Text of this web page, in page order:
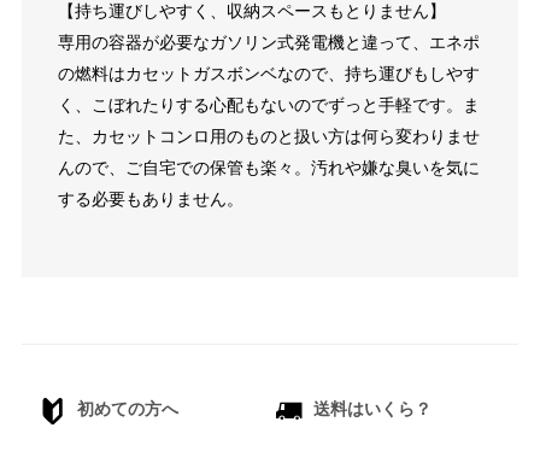
【持ち運びしやすく、収納スペースもとりません】
専用の容器が必要なガソリン式発電機と違って、エネポ
の燃料はカセットガスボンベなので、持ち運びもしやす
く、こぼれたりする心配もないのでずっと手軽です。ま
た、カセットコンロ用のものと扱い方は何ら変わりませ
んので、ご自宅での保管も楽々。汚れや嫌な臭いを気に
する必要もありません。
初めての方へ 送料はいくら？